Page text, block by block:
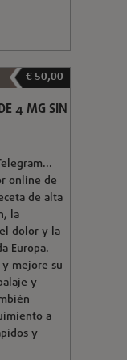
€ 50,00
4 MG SIN
online de
de alta
la
dolor y la
Europa.
mejore su
y
a
y